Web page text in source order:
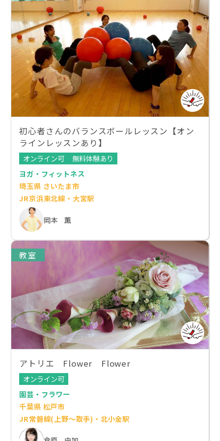
初心者さんのバランスボールレッスン【オン
ラインレッスンあり】
オンライン可
無料体験あり
ヨガ・フィットネス
埼玉県 さいたま市
JR京浜東北線・大宮駅
岡本 薫
教室
アトリエ Flower Flower
オンライン可
園芸・フラワー
千葉県 松戸市
JR常磐線(上野～取手)・北小金駅